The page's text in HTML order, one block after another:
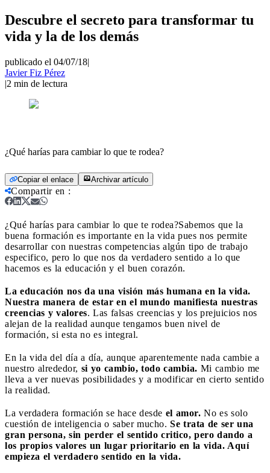
Descubre el secreto para transformar tu
vida y la de los demás
publicado el 04/07/18|
Javier Fiz Pérez
|2 min de lectura
¿Qué harías para cambiar lo que te rodea?
Copiar el enlace Archivar artículo
Compartir en :
¿Qué harías para cambiar lo que te rodea?Sabemos que la
buena formación es importante en la vida pues nos permite
desarrollar con nuestras competencias algún tipo de trabajo
especifico, pero lo que nos da verdadero sentido a lo que
hacemos es la educación y el buen corazón.
La educación nos da una visión más humana en la vida.
Nuestra manera de estar en el mundo manifiesta nuestras
creencias y valores. Las falsas creencias y los prejuicios nos
alejan de la realidad aunque tengamos buen nivel de
formación, si esta no es integral.
En la vida del día a día, aunque aparentemente nada cambie a
nuestro alrededor, si yo cambio, todo cambia. Mi cambio me
lleva a ver nuevas posibilidades y a modificar en cierto sentido
la realidad.
La verdadera formación se hace desde el amor. No es solo
cuestión de inteligencia o saber mucho. Se trata de ser una
gran persona, sin perder el sentido critico, pero dando a
los propios valores un lugar prioritario en la vida. Aquí
empieza el verdadero sentido en la vida.